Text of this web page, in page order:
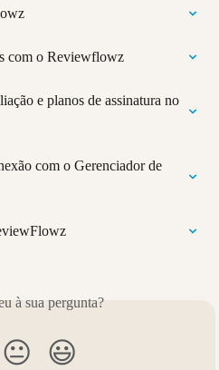
com o Reviewflowz
e planos de assinatura no
com o Gerenciador de
à sua pergunta?
😐 😃